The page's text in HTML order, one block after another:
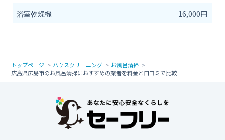
浴室乾燥機
16,000円
トップページ ハウスクリーニング
お風呂清掃
広島県広島市のお風呂清掃におすすめの業者を料金と口コミで比較